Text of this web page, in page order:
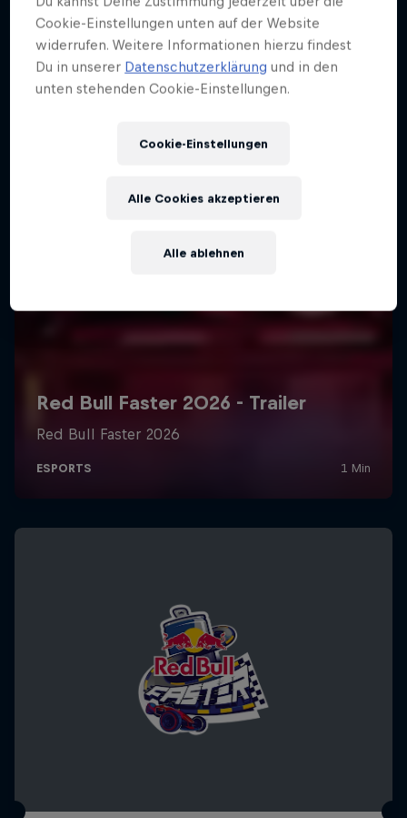
Cookie-Einstellungen unten auf der Website
widerrufen. Weitere Informationen hierzu findest
Du in unserer Datenschutzerklärung und in den
unten stehenden Cookie-Einstellungen.
Cookie-Einstellungen
Alle ablehnen
Alle Cookies akzeptieren